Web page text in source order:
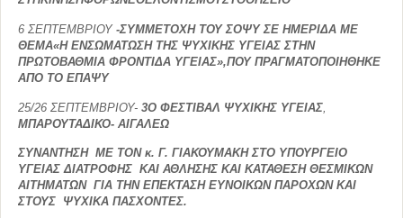
6 ΣΕΠΤΕΜΒΡΙΟΥ -ΣΥΜΜΕΤΟΧΗ ΤΟΥ ΣΟΨΥ ΣΕ ΗΜΕΡΙΔΑ ΜΕ
ΘΕΜΑ«Η ΕΝΣΩΜΑΤΩΣΗ ΤΗΣ ΨΥΧΙΚΗΣ ΥΓΕΙΑΣ ΣΤΗΝ
ΠΡΩΤΟΒΑΘΜΙΑ ΦΡΟΝΤΙΔΑ ΥΓΕΙΑΣ»,ΠΟΥ ΠΡΑΓΜΑΤΟΠΟΙΗΘΗΚΕ
ΑΠΟ ΤΟ ΕΠΑΨΥ
25/26 ΣΕΠΤΕΜΒΡΙΟΥ- 3Ο ΦΕΣΤΙΒΑΛ ΨΥΧΙΚΗΣ ΥΓΕΙΑΣ
ΜΠΑΡΟΥΤΑΔΙΚΟ- ΑΙΓΑΛΕΩ
ΣΥΝΑΝΤΗΣΗ ΜΕ ΤΟΝ κ. Γ. ΓΙΑΚΟΥΜΑΚΗ ΣΤΟ ΥΠΟΥΡΓΕΙΟ
ΥΓΕΙΑΣ ΔΙΑΤΡΟΦΗΣ ΚΑΙ ΑΘΛΗΣΗΣ ΚΑΙ ΚΑΤΑΘΕΣΗ ΘΕΣΜΙΚΩΝ
ΑΙΤΗΜΑΤΩΝ ΓΙΑ ΤΗΝ ΕΠΕΚΤΑΣΗ ΕΥΝΟΙΚΩΝ ΠΑΡΟΧΩΝ ΚΑΙ
ΣΤΟΥΣ ΨΥΧΙΚΑ ΠΑΣΧΟΝΤΕΣ.